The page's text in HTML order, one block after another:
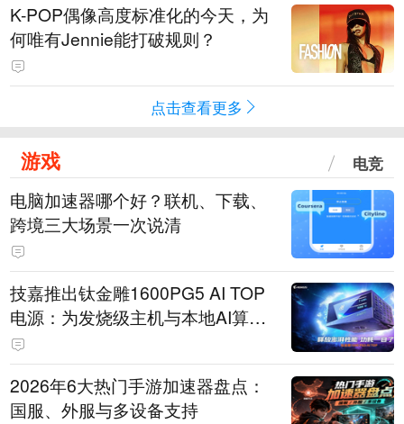
K-POP偶像高度标准化的今天，为
何唯有Jennie能打破规则？
点击查看更多
游戏 电竞
电脑加速器哪个好？联机、下载、
跨境三大场景一次说清
技嘉推出钛金雕1600PG5 AI TOP
电源：为发烧级主机与本地AI算力
打造旗舰供电方案
2026年6大热门手游加速器盘点：
国服、外服与多设备支持